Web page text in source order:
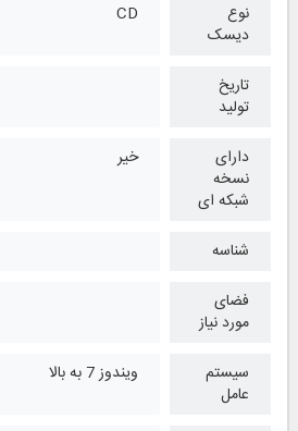
نوع
دیسک
CD
تاریخ
تولید
دارای
نسخه
شبکه ای
خیر
شناسه
فضای
مورد نیاز
سیستم
عامل
ویندوز 7 به بالا